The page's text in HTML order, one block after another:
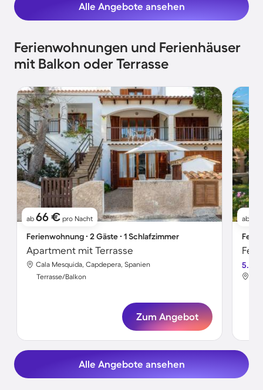
Alle Angebote ansehen
Ferienwohnungen und Ferienhäuser
mit Balkon oder Terrasse
ab 66 € pro Nacht
Ferienwohnung ∙ 2 Gäste ∙ 1 Schlafzimmer
Apartment mit Terrasse
Cala Mesquida, Capdepera, Spanien
Terrasse/Balkon
Zum Angebot
ab
5.0
Alle Angebote ansehen